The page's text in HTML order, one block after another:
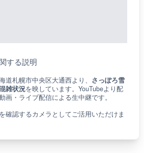
する説明
道札幌市中央区大通西より、 さっぽろ雪
雑状況を映しています。YouTubeより配
画・ライブ配信による生中継です。
確認するカメラとしてご活用いただけま